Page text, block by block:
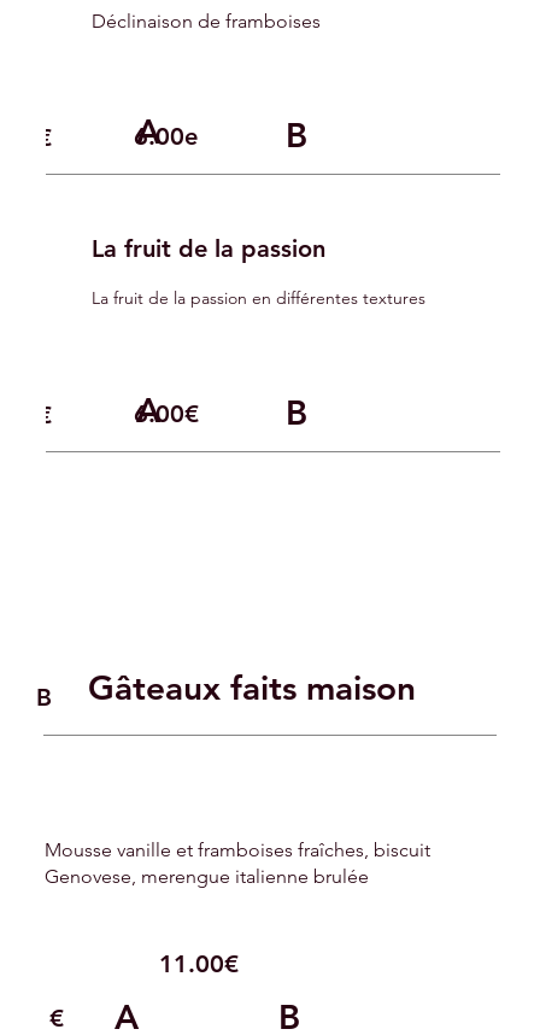
Déclinaison de framboises
6.00e
A B
La fruit de la passion
La fruit de la passion en différentes textures
6.00€
A B
Gâteaux faits maison
B
Mousse vanille et framboises fraîches, biscuit
Genovese, merengue italienne brulée
€ A B
11.00€